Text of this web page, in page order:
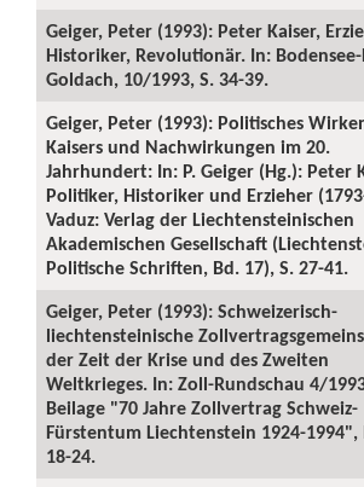
Geiger, Peter (1993): Peter Kaiser,
Historiker, Revolutionär. In:
Goldach, 10/1993, S. 34-39.
Geiger, Peter (1993): Politisches
Kaisers und Nachwirkungen im 20.
Jahrhundert: In: P. Geiger (Hg.): Peter
Politiker, Historiker und Erzieher
Vaduz: Verlag der Liechtensteinischen
Akademischen Gesellschaft
Politische Schriften, Bd. 17), S. 27-41.
Geiger, Peter (1993): Schweizerisch-
liechtensteinische
der Zeit der Krise und des Zweiten
Weltkrieges. In: Zoll-Rundschau 4/
Beilage "70 Jahre Zollvertrag Schweiz-
Fürstentum Liechtenstein 1924-1994",
18-24.